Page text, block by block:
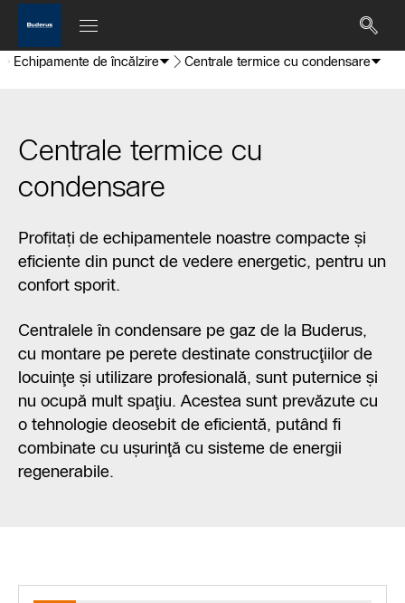
Echipamente de încălzire Centrale termice cu condensare
Centrale termice cu
condensare
Profitați de echipamentele noastre compacte și
eficiente din punct de vedere energetic, pentru un
confort sporit.
Centralele în condensare pe gaz de la Buderus,
cu montare pe perete destinate construcţiilor de
locuinţe şi utilizare profesională, sunt puternice şi
nu ocupă mult spaţiu. Acestea sunt prevăzute cu
o tehnologie deosebit de eficientă, putând fi
combinate cu uşurinţă cu sisteme de energii
regenerabile.